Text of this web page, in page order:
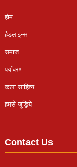
होम
हैडलाइन्स
समाज
पर्यावरण
कला साहित्य
हमसे जुड़िये
Contact Us